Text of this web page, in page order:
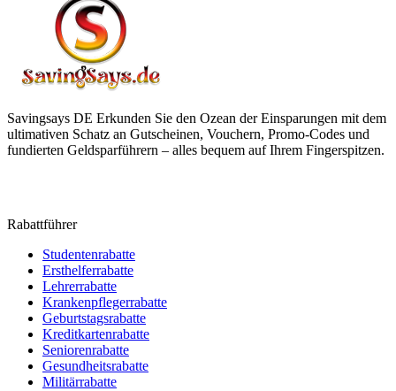
Savingsays DE Erkunden Sie den Ozean der Einsparungen mit dem
ultimativen Schatz an Gutscheinen, Vouchern, Promo-Codes und
fundierten Geldsparführern – alles bequem auf Ihrem Fingerspitzen.
Rabattführer
Studentenrabatte
Ersthelferrabatte
Lehrerrabatte
Krankenpflegerrabatte
Geburtstagsrabatte
Kreditkartenrabatte
Seniorenrabatte
Gesundheitsrabatte
Militärrabatte